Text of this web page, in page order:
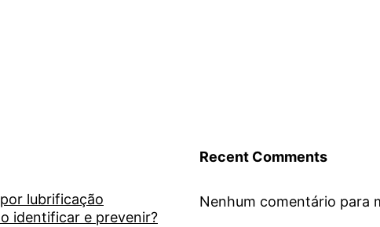
lubrificação
identificar e prevenir?
Recent Comments
Nenhum comentário para